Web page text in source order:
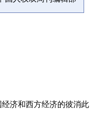
济和西方经济的彼消此